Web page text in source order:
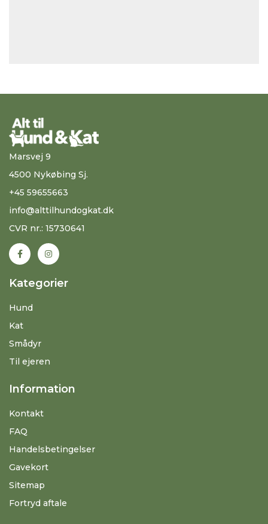
Marsvej 9
4500 Nykøbing Sj.
+45 59655663
info@alttilhundogkat.dk
CVR nr.: 15730641
Kategorier
Hund
Kat
Smådyr
Til ejeren
Information
Kontakt
FAQ
Handelsbetingelser
Gavekort
Sitemap
Fortryd aftale